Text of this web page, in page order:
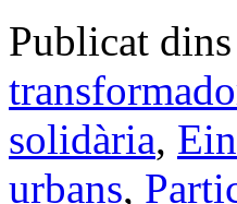
Publicat
solidària,
urbans,